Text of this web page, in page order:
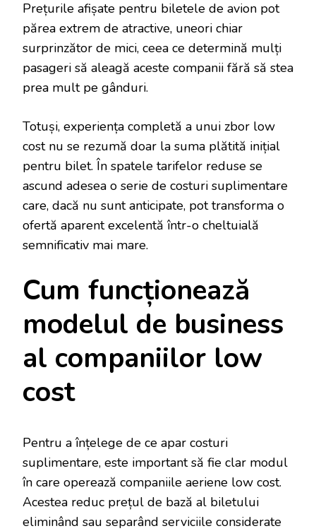
Prețurile afișate pentru biletele de avion pot
părea extrem de atractive, uneori chiar
surprinzător de mici, ceea ce determină mulți
pasageri să aleagă aceste companii fără să stea
prea mult pe gânduri.
Totuși, experiența completă a unui zbor low
cost nu se rezumă doar la suma plătită inițial
pentru bilet. În spatele tarifelor reduse se
ascund adesea o serie de costuri suplimentare
care, dacă nu sunt anticipate, pot transforma o
ofertă aparent excelentă într-o cheltuială
semnificativ mai mare.
Cum funcționează
modelul de business
al companiilor low
cost
Pentru a înțelege de ce apar costuri
suplimentare, este important să fie clar modul
în care operează companiile aeriene low cost.
Acestea reduc prețul de bază al biletului
eliminând sau separând serviciile considerate